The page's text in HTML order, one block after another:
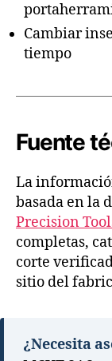
Cambiar
tiempo
Fuente
La
basada en la
Precision
completas,
corte
sitio del
¿Necesita